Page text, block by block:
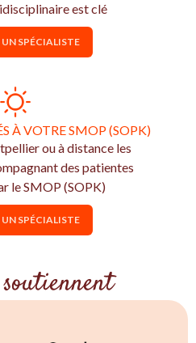
est clé
SPÉCIALISTE
À VOTRE SMOP (SOPK)
ou à distance les
des patientes
le SMOP (SOPK)
SPÉCIALISTE